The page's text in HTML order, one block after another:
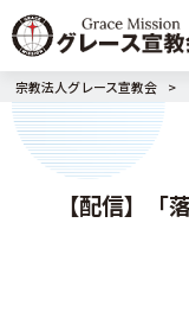
宗教法人グレース宣教会 >
【配信】「